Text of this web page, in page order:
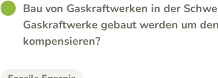
GOODBau von Gaskraftwerken in der
Gaskraftwerke gebaut werden um
kompensieren?